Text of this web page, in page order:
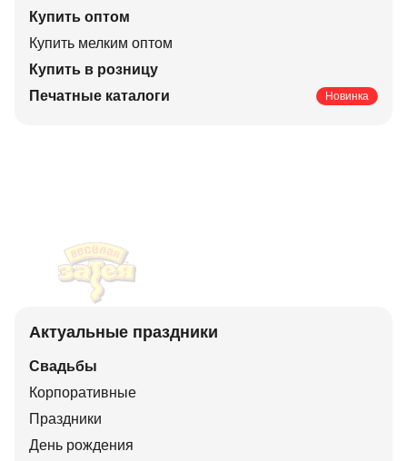
Купить оптом
Купить мелким оптом
Купить в розницу
Печатные каталоги
Новинка
Актуальные праздники
Свадьбы
Корпоративные
Праздники
День рождения